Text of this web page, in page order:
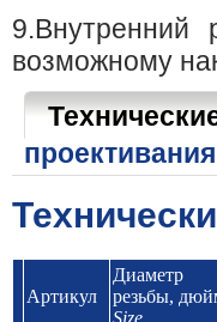
9.Внутренний
возможному
проективания
Артикул
Диаметр
резьбы,